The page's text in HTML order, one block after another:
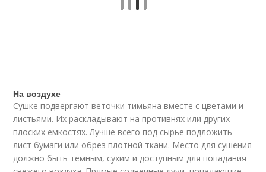
На воздухе
Сушке подвергают веточки тимьяна вместе с цветами и
листьями. Их раскладывают на противнях или других
плоских емкостях. Лучше всего под сырье подложить
лист бумаги или обрез плотной ткани. Место для сушения
должно быть темным, сухим и доступным для попадания